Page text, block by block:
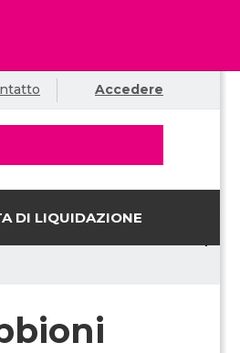
Accedere
DI LIQUIDAZIONE